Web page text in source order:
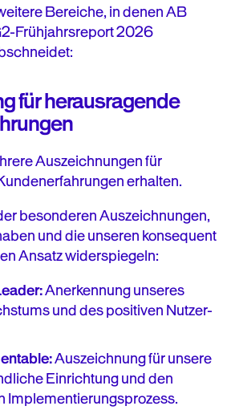
Bereiche, in denen AB
Frühjahrsreport 2026
für herausragende
Auszeichnungen für
erhalten.
besonderen Auszeichnungen,
und die unseren konsequent
Ansatz widerspiegeln:
Anerkennung unseres
und des positiven Nutzer-
Auszeichnung für unsere
Einrichtung und den
Implementierungsprozess.